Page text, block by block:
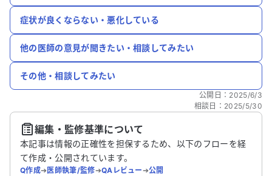
症状が良くならない・悪化している
他の医師の意見が聞きたい・相談してみたい
その他・相談してみたい
公開日 ： 2025/6/3
相談日 ： 2025/5/30
編集・監修基準について
本記事は情報の正確性を担保するため、以下のフローを経
て作成・公開されています。
Q作成➔医師執筆/監修➔QAレビュー➔公開